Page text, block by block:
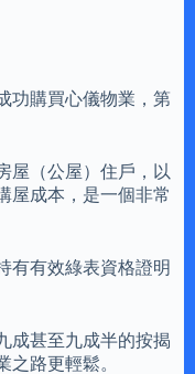
功購買心儀物業，第
屋（公屋）住戶，以
屋成本，是一個非常
有有效綠表資格證明
成甚至九成半的按揭
路更輕鬆。